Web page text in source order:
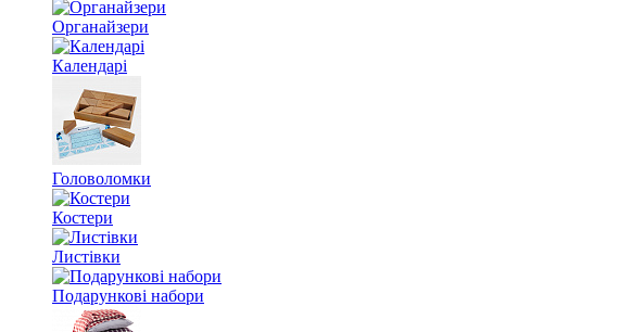
Органайзери
Календарі
Головоломки
Костери
Листівки
Подарункові набори